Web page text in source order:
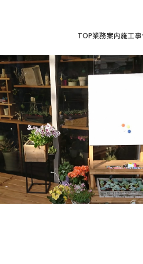
TOP
TOP
業務案内
業務案内
施工事
施工 事